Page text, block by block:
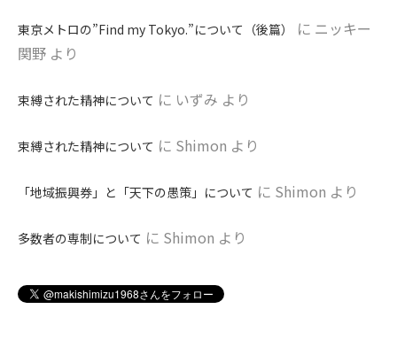
東京メトロの”Find my Tokyo.”について（後篇） に ニッキー
関野 より
束縛された精神について に いずみ より
束縛された精神について に Shimon より
「地域振興券」と「天下の愚策」について に Shimon より
多数者の専制について に Shimon より